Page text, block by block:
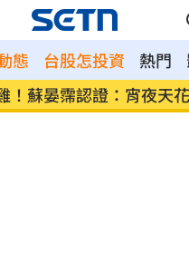
態 台股怎投資 熱門
心鬼上身 鬼月17禁忌